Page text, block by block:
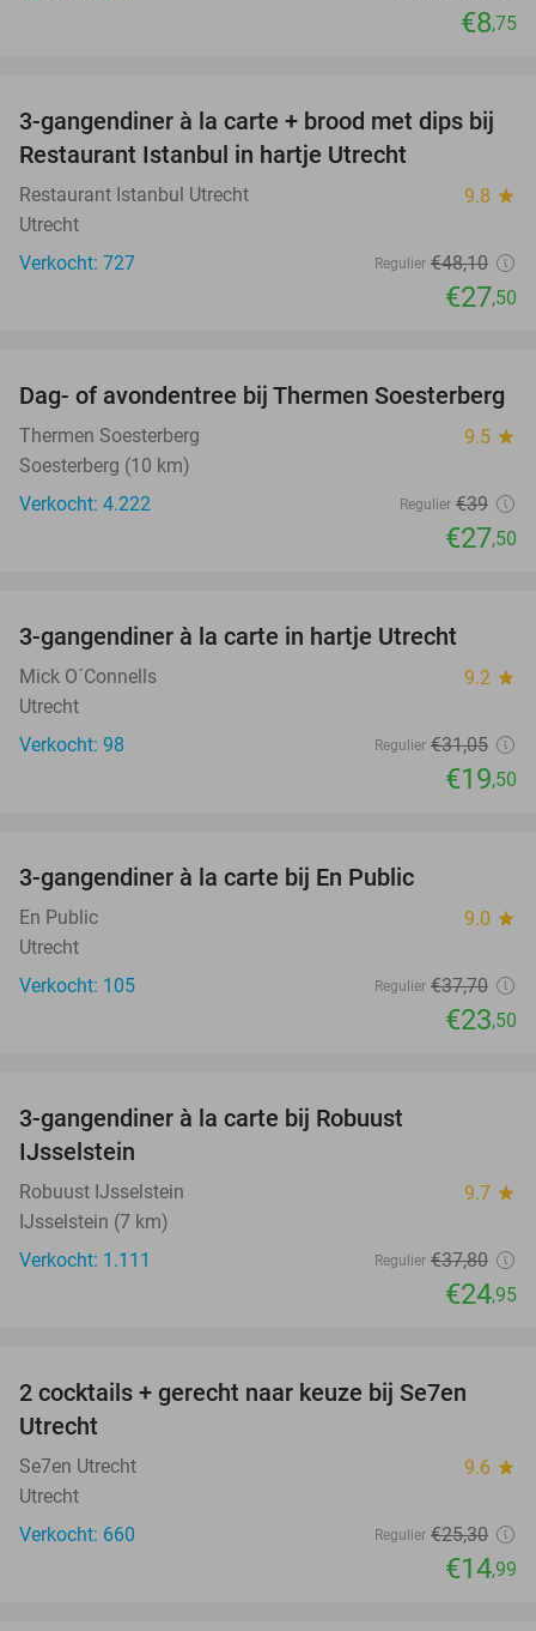
€8,75
43%
3-gangendiner à la carte + brood met dips bij
Restaurant Istanbul in hartje Utrecht
Restaurant Istanbul Utrecht 9.8 star
Utrecht
Verkocht: 727
Regulier €48,10
€27,50
29%
Dag- of avondentree bij Thermen Soesterberg
Thermen Soesterberg 9.5 star
Soesterberg (10 km)
Verkocht: 4.222
Regulier €39
€27,50
3-gangendiner à la carte in hartje Utrecht
Mick O´Connells 9.2 star
Utrecht
Verkocht: 98
Regulier €31,05
€19,50
3-gangendiner à la carte bij En Public
En Public 9.0 star
Utrecht
Verkocht: 105
Regulier €37,70
€23,50
3-gangendiner à la carte bij Robuust
IJsselstein
Robuust IJsselstein 9.7 star
IJsselstein (7 km)
Verkocht: 1.111
Regulier €37,80
€24,95
41%
2 cocktails + gerecht naar keuze bij Se7en
Utrecht
Se7en Utrecht 9.6 star
Utrecht
Verkocht: 660
Regulier €25,30
€14,99